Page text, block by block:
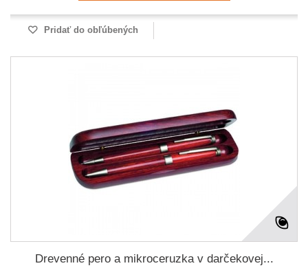
Pridať do obľúbených
Drevenné pero a mikroceruzka v darčekovej...